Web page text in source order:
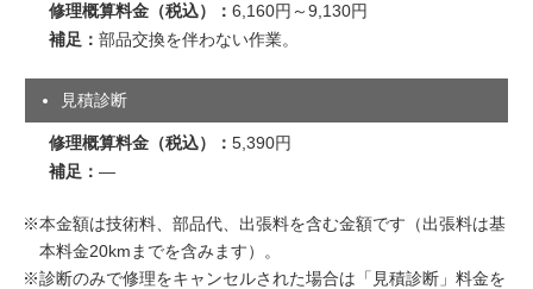
6,160円～9,130円
部品交換を伴わない作業。
見積診断
5,390円
―
本金額は技術料、部品代、出張料を含む金額です（出張料は基
本料金20kmまでを含みます）。
診断のみで修理をキャンセルされた場合は「見積診断」料金を